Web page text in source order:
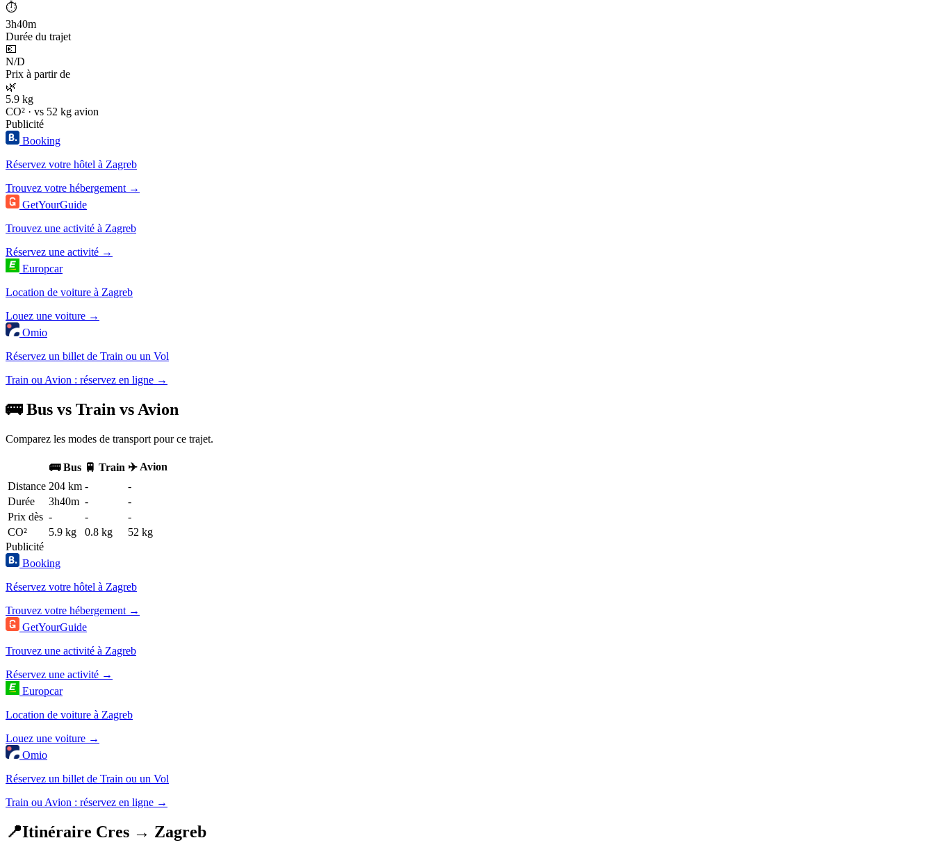
⏱️
3h40m
Durée du trajet
💶
N/D
Prix à partir de
🌿
5.9 kg
CO² · vs 52 kg avion
Publicité
Booking
Réservez votre hôtel à Zagreb
Trouvez votre hébergement →
GetYourGuide
Trouvez une activité à Zagreb
Réservez une activité →
Europcar
Location de voiture à Zagreb
Louez une voiture →
Omio
Réservez un billet de Train ou un Vol
Train ou Avion : réservez en ligne →
🚌 Bus vs Train vs Avion
Comparez les modes de transport pour ce trajet.
🚌 Bus 🚆 Train ✈️ Avion
Distance 204 km -
-
Durée
3h40m -
-
Prix dès - -
-
CO²
5.9 kg 0.8 kg
52 kg
Publicité
Booking
Réservez votre hôtel à Zagreb
Trouvez votre hébergement →
GetYourGuide
Trouvez une activité à Zagreb
Réservez une activité →
Europcar
Location de voiture à Zagreb
Louez une voiture →
Omio
Réservez un billet de Train ou un Vol
Train ou Avion : réservez en ligne →
📍Itinéraire Cres → Zagreb